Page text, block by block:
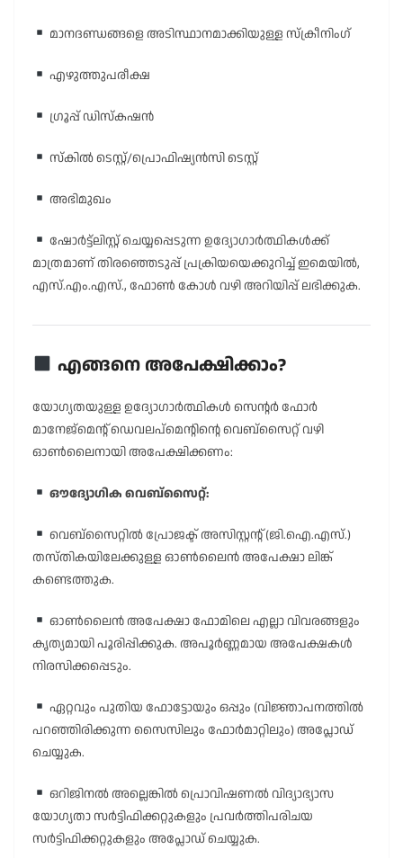
മാനദണ്ഡങ്ങളെ അടിസ്ഥാനമാക്കിയുള്ള സ്ക്രീനിംഗ്
എഴുത്തുപരീക്ഷ
ഗ്രൂപ്പ് ഡിസ്കഷൻ
സ്കിൽ ടെസ്റ്റ്/പ്രൊഫിഷ്യൻസി ടെസ്റ്റ്
അഭിമുഖം
ഷോർട്ട്ലിസ്റ്റ് ചെയ്യപ്പെടുന്ന ഉദ്യോഗാർത്ഥികൾക്ക്
മാത്രമാണ് തിരഞ്ഞെടുപ്പ് പ്രക്രിയയെക്കുറിച്ച് ഇമെയിൽ,
എസ്.എം.എസ്., ഫോൺ കോൾ വഴി അറിയിപ്പ് ലഭിക്കുക.
എങ്ങനെ അപേക്ഷിക്കാം?
യോഗ്യതയുള്ള ഉദ്യോഗാർത്ഥികൾ സെന്റർ ഫോർ
മാനേജ്മെൻ്റ് ഡെവലപ്മെൻ്റിൻ്റെ വെബ്സൈറ്റ് വഴി
ഓൺലൈനായി അപേക്ഷിക്കണം:
ഔദ്യോഗിക വെബ്സൈറ്റ്:
വെബ്സൈറ്റിൽ പ്രോജക്ട് അസിസ്റ്റൻ്റ് (ജി.ഐ.എസ്.)
തസ്തികയിലേക്കുള്ള ഓൺലൈൻ അപേക്ഷാ ലിങ്ക്
കണ്ടെത്തുക.
ഓൺലൈൻ അപേക്ഷാ ഫോമിലെ എല്ലാ വിവരങ്ങളും
കൃത്യമായി പൂരിപ്പിക്കുക. അപൂർണ്ണമായ അപേക്ഷകൾ
നിരസിക്കപ്പെടും.
ഏറ്റവും പുതിയ ഫോട്ടോയും ഒപ്പും (വിജ്ഞാപനത്തിൽ
പറഞ്ഞിരിക്കുന്ന സൈസിലും ഫോർമാറ്റിലും) അപ്ലോഡ്
ചെയ്യുക.
ഒറിജിനൽ അല്ലെങ്കിൽ പ്രൊവിഷണൽ വിദ്യാഭ്യാസ
യോഗ്യതാ സർട്ടിഫിക്കറ്റുകളും പ്രവർത്തിപരിചയ
സർട്ടിഫിക്കറ്റുകളും അപ്ലോഡ് ചെയ്യുക.